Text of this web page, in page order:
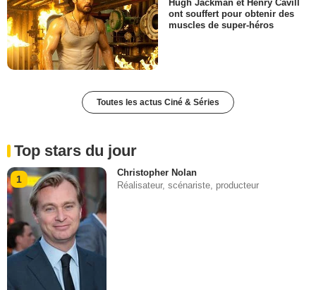
Hugh Jackman et Henry Cavill
ont souffert pour obtenir des
muscles de super-héros
Toutes les actus Ciné & Séries
Top stars du jour
1
Christopher Nolan
Réalisateur, scénariste, producteur